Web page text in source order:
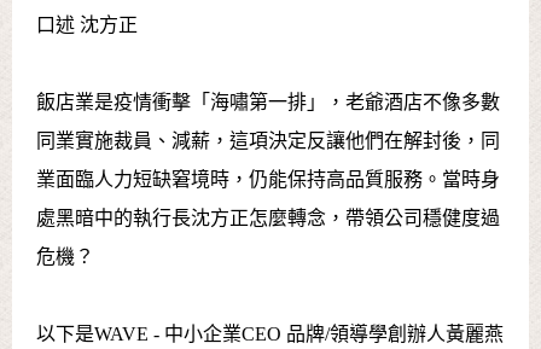
口述 沈方正
飯店業是疫情衝擊「海嘯第一排」，老爺酒店不像多數
同業實施裁員、減薪，這項決定反讓他們在解封後，同
業面臨人力短缺窘境時，仍能保持高品質服務。當時身
處黑暗中的執行長沈方正怎麼轉念，帶領公司穩健度過
危機？
以下是WAVE - 中小企業CEO 品牌/領導學創辦人黃麗燕